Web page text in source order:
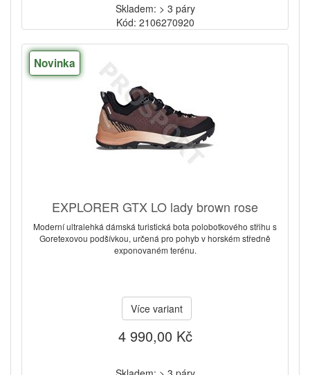
Skladem: > 3 páry
Kód: 2106270920
Novinka
EXPLORER GTX LO lady brown rose
Moderní ultralehká dámská turistická bota polobotkového střihu s
Goretexovou podšívkou, určená pro pohyb v horském středně
exponovaném terénu.
Více variant
4 990,00 Kč